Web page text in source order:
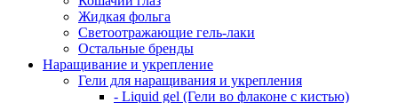
Жидкая фольга
Светоотражающие гель-лаки
Остальные бренды
Наращивание и укрепление
Гели для наращивания и укрепления
- Liquid gel (Гели во флаконе с кистью)